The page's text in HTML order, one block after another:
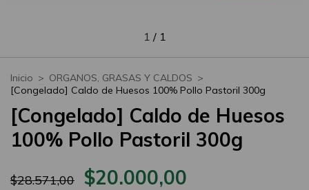
1 / 1
Inicio > ORGANOS, GRASAS Y CALDOS >
[Congelado] Caldo de Huesos 100% Pollo Pastoril 300g
[Congelado] Caldo de Huesos
100% Pollo Pastoril 300g
$28.571,00 $20.000,00